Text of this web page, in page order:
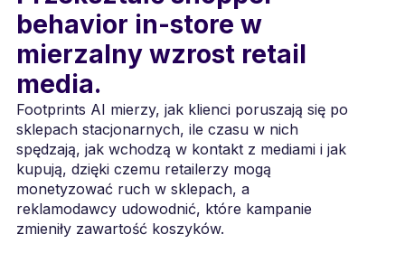
behavior in-store w
mierzalny wzrost retail
media.
Footprints AI mierzy, jak klienci poruszają się po
sklepach stacjonarnych, ile czasu w nich
spędzają, jak wchodzą w kontakt z mediami i jak
kupują, dzięki czemu retailerzy mogą
monetyzować ruch w sklepach, a
reklamodawcy udowodnić, które kampanie
zmieniły zawartość koszyków.